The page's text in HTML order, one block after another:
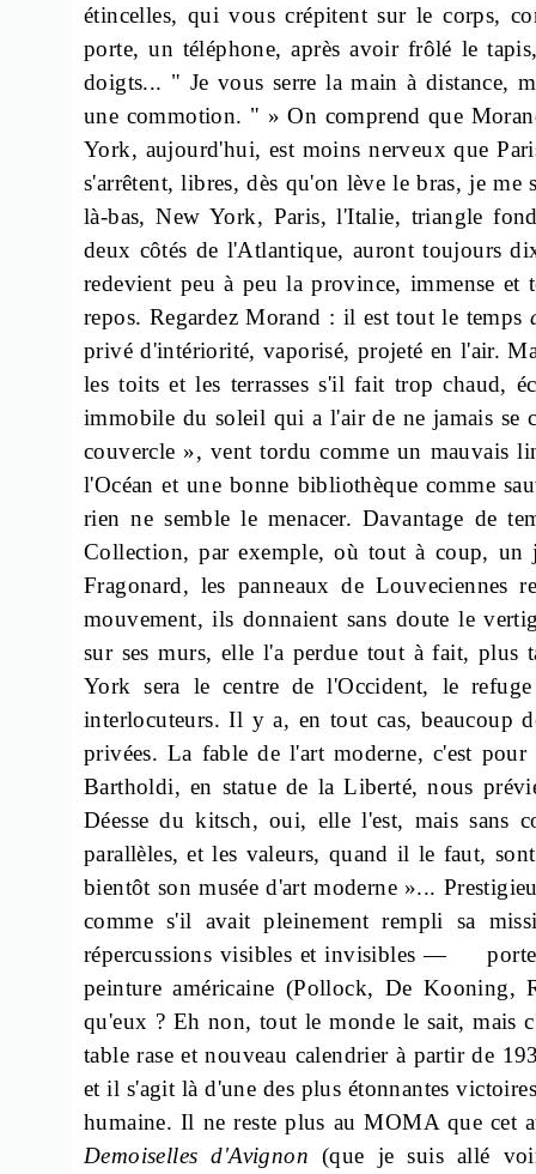
étincelles, qui vous crépitent sur le corps,
porte, un téléphone, après avoir frôlé le
doigts... " Je vous serre la main à distance,
une commotion. " » On comprend que
York, aujourd'hui, est moins nerveux que
s'arrêtent, libres, dès qu'on lève le bras, je
là-bas, New York, Paris, l'Italie, triangle
deux côtés de l'Atlantique, auront toujours
redevient peu à peu la province, immense
repos. Regardez Morand : il est tout le temps
privé d'intériorité, vaporisé, projeté en l'air.
les toits et les terrasses s'il fait trop chaud,
immobile du soleil qui a l'air de ne jamais se
couvercle », vent tordu comme un mauvais
l'Océan et une bonne bibliothèque comme
rien ne semble le menacer. Davantage de
Collection, par exemple, où tout à coup,
Fragonard, les panneaux de
mouvement, ils donnaient sans doute le
sur ses murs, elle l'a perdue tout à fait,
York sera le centre de l'Occident, le
interlocuteurs. Il y a, en tout cas, beaucoup
privées. La fable de l'art moderne, c'est
Bartholdi, en statue de la Liberté, nous
Déesse du kitsch, oui, elle l'est, mais sans
parallèles, et les valeurs, quand il le faut,
bientôt son musée d'art moderne »...
comme s'il avait pleinement rempli sa
répercussions visibles et invisibles —
peinture américaine (Pollock, De Kooning,
qu'eux ? Eh non, tout le monde le sait, mais
table rase et nouveau calendrier à partir de
et il s'agit là d'une des plus étonnantes
humaine. Il ne reste plus au MOMA que cet
Demoiselles d'Avignon (que je suis allé